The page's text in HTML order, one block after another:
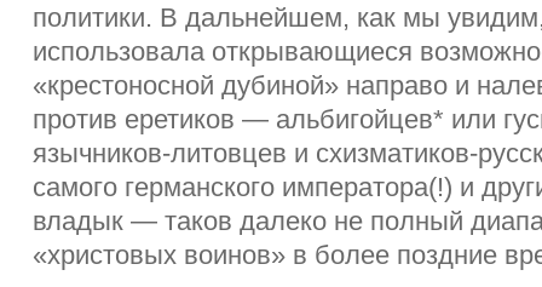
политики. В дальнейшем, как мы
использовала открывающиеся
«крестоносной дубиной» направо и
против еретиков — альбигойцев* или
язычников-литовцев и схизматиков-
самого германского императора(!) и
владык — таков далеко не полный
«христовых воинов» в более поздние